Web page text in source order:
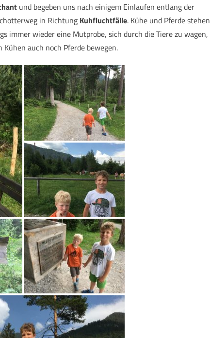
und begeben uns nach einigem Einlaufen entlang der
in Richtung Kuhfluchtfälle. Kühe und Pferde stehen
immer wieder eine Mutprobe, sich durch die Tiere zu wagen,
auch noch Pferde bewegen.